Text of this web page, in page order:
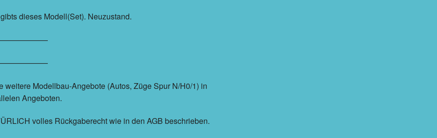
dieses Modell(Set). Neuzustand.
weitere Modellbau-Angebote (Autos, Züge Spur N/H0/1) in
Angeboten.
volles Rückgaberecht wie in den AGB beschrieben.